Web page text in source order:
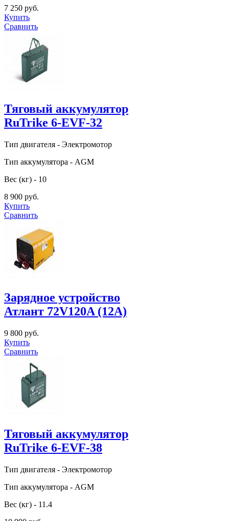
7 250 руб.
Купить
Сравнить
Тяговый аккумулятор
RuTrike 6-EVF-32
Тип двигателя - Электромотор
Тип аккумулятора - AGM
Вес (кг) - 10
8 900 руб.
Купить
Сравнить
Зарядное устройство
Атлант 72V120A (12А)
9 800 руб.
Купить
Сравнить
Тяговый аккумулятор
RuTrike 6-EVF-38
Тип двигателя - Электромотор
Тип аккумулятора - AGM
Вес (кг) - 11.4